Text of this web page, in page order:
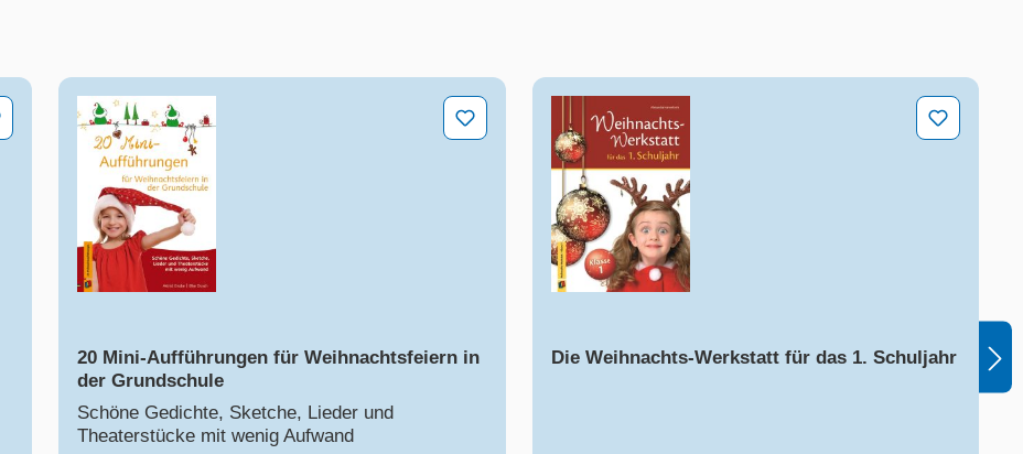
20 Mini-Aufführungen für Weihnachtsfeiern in der Grundschule
20 Mini-Aufführungen für Weihnachtsfeiern in
der Grundschule
Schöne Gedichte, Sketche, Lieder und
Theaterstücke mit wenig Aufwand
Die Weihnachts-Werkstatt für das 1. Schuljahr
Die Weihnachts-Werkstatt für das 1. Schuljahr